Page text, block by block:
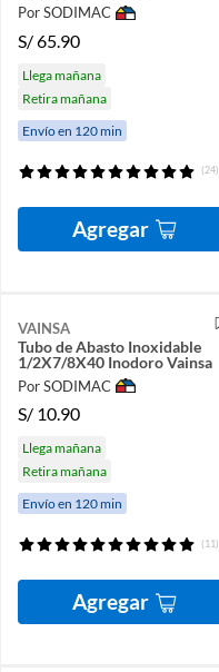
Por SODIMAC
S/65.90
Llega mañana
Retira mañana
Envío en 120 min
(24)
Agregar
VAINSA
Tubo de Abasto Inoxidable
1/2X7/8X40 Inodoro Vainsa
Por SODIMAC
S/ 10.90
Llega mañana
Retira mañana
Envío en 120 min
(11)
Agregar